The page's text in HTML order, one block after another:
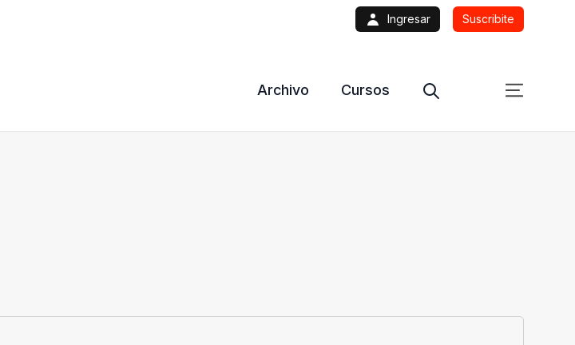
Ingresar Suscribite
Archivo Cursos